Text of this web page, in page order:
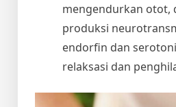
mengendurkan otot,
produksi
endorfin dan
relaksasi dan